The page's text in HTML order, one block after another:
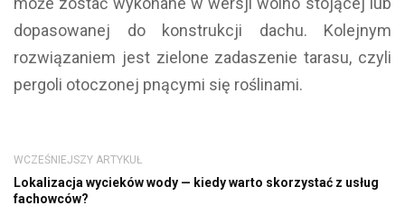
dopasowanej do konstrukcji dachu. Kolejnym
rozwiązaniem jest zielone zadaszenie tarasu, czyli
pergoli otoczonej pnącymi się roślinami.
WCZEŚNIEJSZY ARTYKUŁ
Lokalizacja wycieków wody — kiedy warto skorzystać z usług
fachowców?